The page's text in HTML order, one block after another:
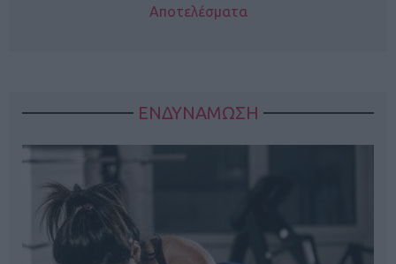
Αποτελέσματα
ΕΝΔΥΝΑΜΩΣΗ